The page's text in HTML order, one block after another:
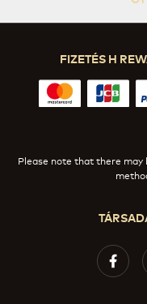
FIZETÉS H
Please note that there